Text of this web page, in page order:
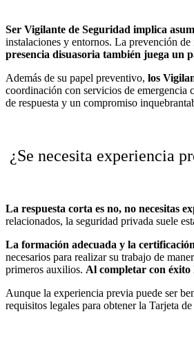
Ser Vigilante de Seguridad implica
instalaciones y entornos. La prevención
presencia disuasoria también juega un
Además de su papel preventivo, los
coordinación con servicios de emergencia
de respuesta y un compromiso
¿Se necesita experiencia
La respuesta corta es no, no necesitas
relacionados, la seguridad privada suele
La formación adecuada y la
necesarios para realizar su trabajo de
primeros auxilios. Al completar con éxito
Aunque la experiencia previa puede ser
requisitos legales para obtener la Tarjeta